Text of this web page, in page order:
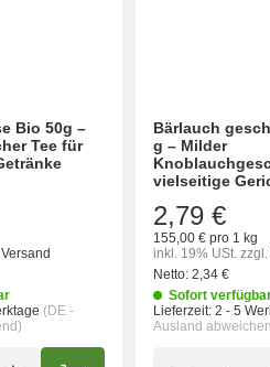
Bio 50g –
Tee für
Versand
(DE -
Bärlauch
g – Milder
vielseitige
2,79 €
155,00 € pro 1 kg
inkl. 19% USt. zzgl.
Netto: 2,34 €
Sofort
Lieferzeit: 2 - 5
Ausland